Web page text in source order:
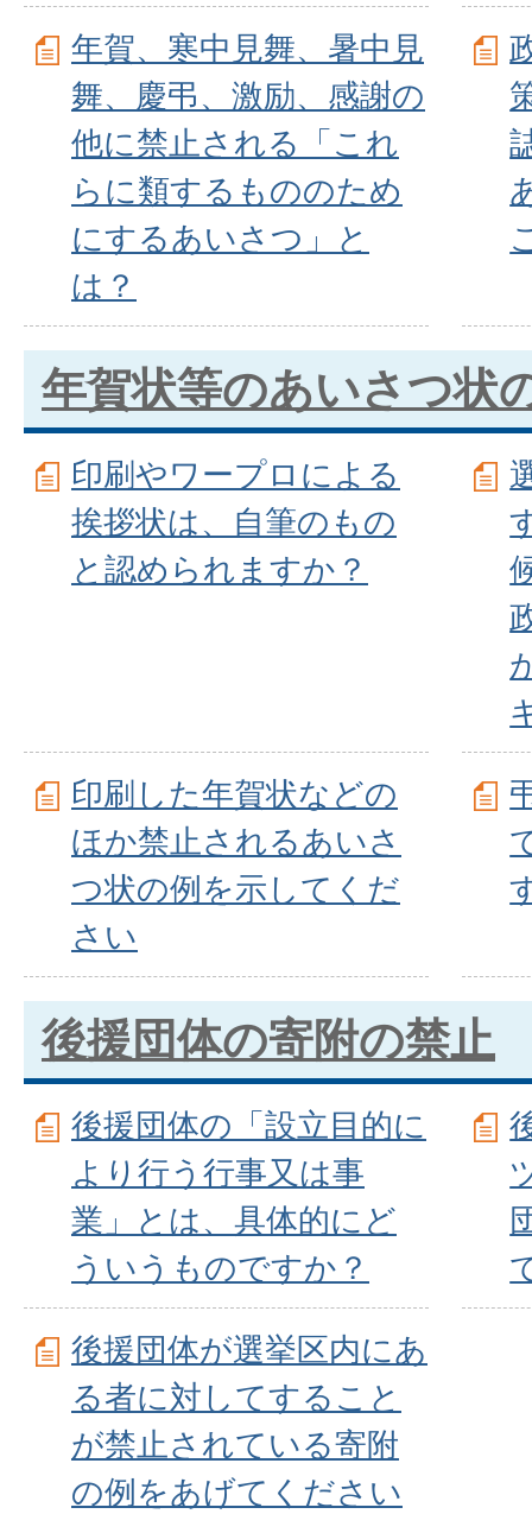
年賀、寒中見舞、暑中見
舞、慶弔、激励、感謝の
他に禁止される「これ
らに類するもののため
にするあいさつ」と
は？
年賀状等のあいさつ状
印刷やワープロによる
挨拶状は、自筆のもの
と認められますか？
印刷した年賀状などの
ほか禁止されるあいさ
つ状の例を示してくだ
さい
後援団体の寄附の禁止
後援団体の「設立目的に
より行う行事又は事
業」とは、具体的にど
ういうものですか？
後援団体が選挙区内にあ
る者に対してすること
が禁止されている寄附
の例をあげてください